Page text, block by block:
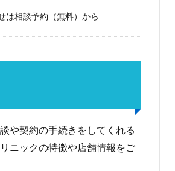
相談予約（無料）から
や契約の手続きをしてくれる
ニックの特徴や店舗情報をご